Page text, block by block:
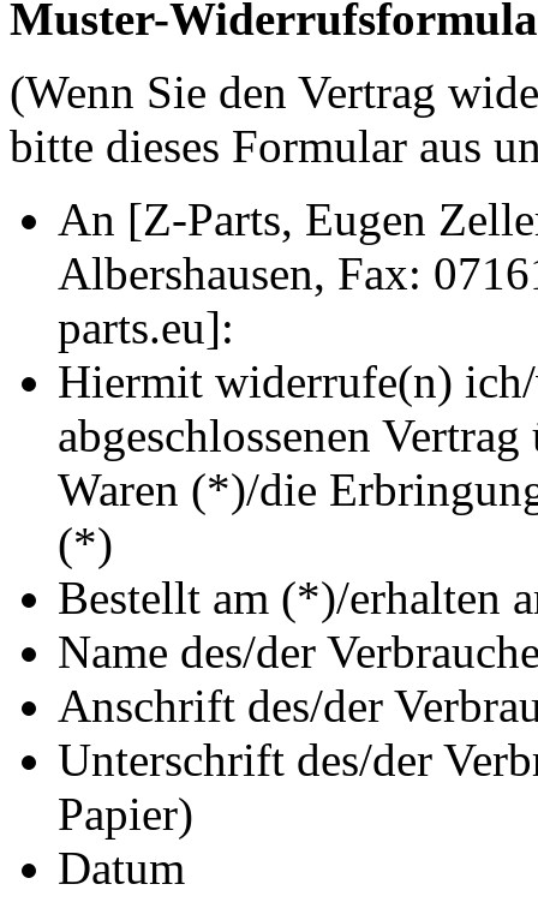
Muster-
(Wenn Sie den Vertrag
bitte dieses Formular aus
An [Z-Parts, Eugen
Albershausen, Fax:
parts.eu]:
Hiermit widerrufe(n)
abgeschlossenen
Waren (*)/die
(*)
Bestellt am (*)/erhalten
Name des/der
Anschrift des/der
Unterschrift des/der
Papier)
Datum